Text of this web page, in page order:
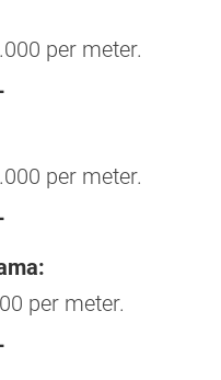
per meter.
per meter.
per meter.